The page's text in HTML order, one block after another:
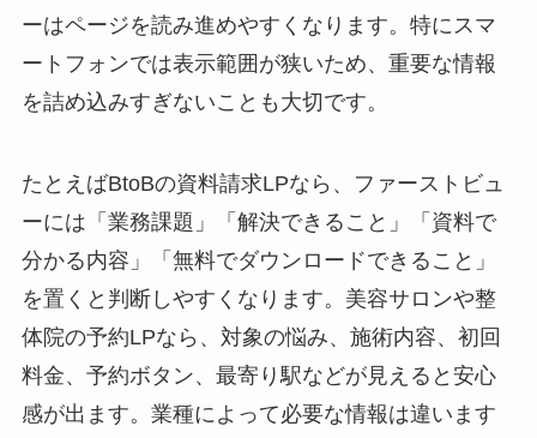
ーはページを読み進めやすくなります。特にスマ
ートフォンでは表示範囲が狭いため、重要な情報
を詰め込みすぎないことも大切です。
たとえばBtoBの資料請求LPなら、ファーストビュ
ーには「業務課題」「解決できること」「資料で
分かる内容」「無料でダウンロードできること」
を置くと判断しやすくなります。美容サロンや整
体院の予約LPなら、対象の悩み、施術内容、初回
料金、予約ボタン、最寄り駅などが見えると安心
感が出ます。業種によって必要な情報は違います